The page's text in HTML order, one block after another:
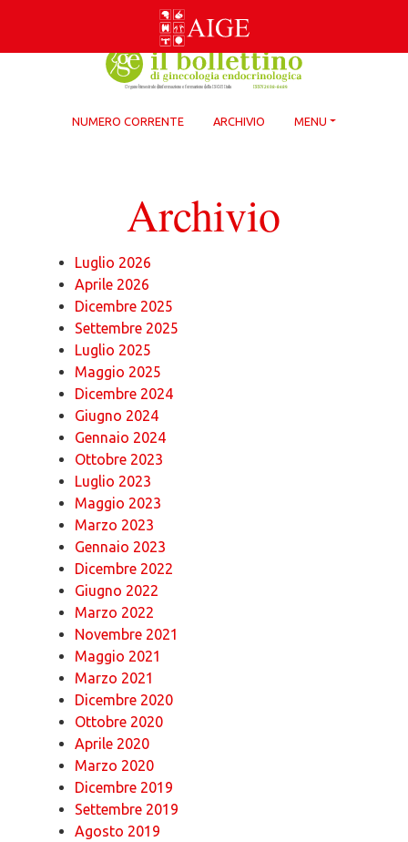
NUMERO CORRENTE ARCHIVIO MENU
Archivio
Luglio 2026
Aprile 2026
Dicembre 2025
Settembre 2025
Luglio 2025
Maggio 2025
Dicembre 2024
Giugno 2024
Gennaio 2024
Ottobre 2023
Luglio 2023
Maggio 2023
Marzo 2023
Gennaio 2023
Dicembre 2022
Giugno 2022
Marzo 2022
Novembre 2021
Maggio 2021
Marzo 2021
Dicembre 2020
Ottobre 2020
Aprile 2020
Marzo 2020
Dicembre 2019
Settembre 2019
Agosto 2019